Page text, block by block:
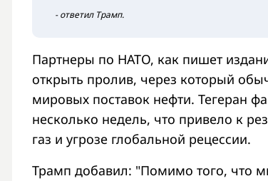
- ответил Трамп.
Партнеры по НАТО, как пишет
открыть пролив, через который
мировых поставок нефти. Тегеран
несколько недель, что привело к
газ и угрозе глобальной рецессии.
Трамп добавил: "Помимо того, что